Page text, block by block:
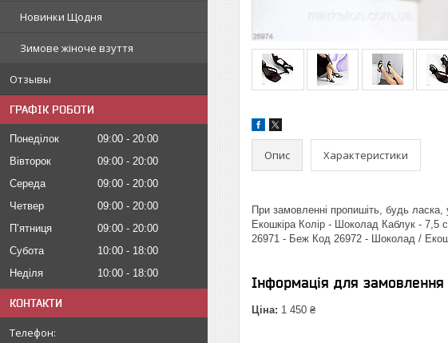
Новинки Щодня
Зимове жіноче взуття
Отзывы
ГРАФІК РОБОТИ
Понеділок 09:00
20:00
Вівторок
09:00
20:00
Середа
09:00
20:00
Четвер
09:00
20:00
Пʼятниця
09:00
20:00
Субота
10:00
18:00
Неділя
10:00 18:00
КОНТАКТИ
Опис Характеристики
При замовленні пропишіть, будь
Екошкіра Колір - Шоколад Каблук - 7,5
26971 - Беж Код 26972 - Шоколад /
Інформація для замовлення
Ціна: 1 450 ₴